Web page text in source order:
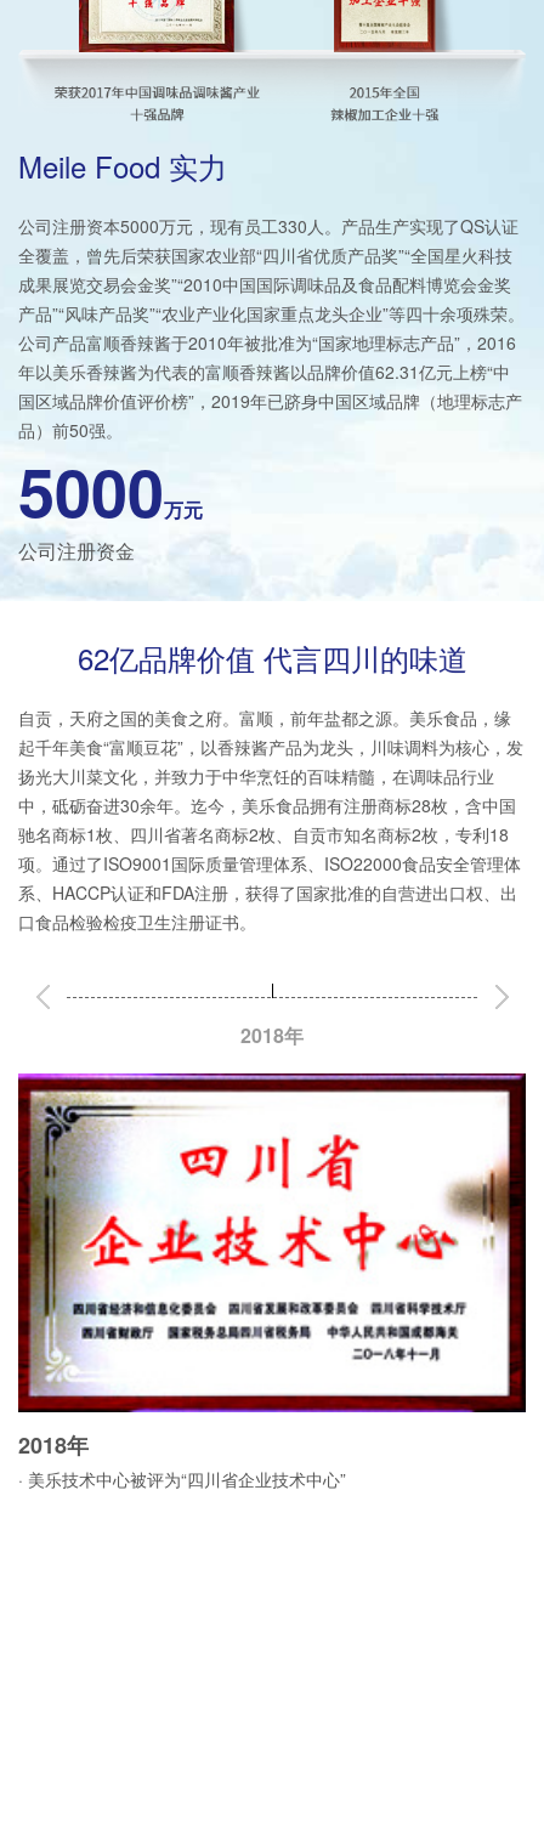
Meile Food 实力
公司注册资本5000万元，现有员工330人。产品生产实现了QS认证
全覆盖，曾先后荣获国家农业部“四川省优质产品奖”“全国星火科技
成果展览交易会金奖”“2010中国国际调味品及食品配料博览会金奖
产品”“风味产品奖”“农业产业化国家重点龙头企业”等四十余项殊荣。
公司产品富顺香辣酱于2010年被批准为“国家地理标志产品”，2016
年以美乐香辣酱为代表的富顺香辣酱以品牌价值62.31亿元上榜“中
国区域品牌价值评价榜”，2019年已跻身中国区域品牌（地理标志产
品）前50强。
5000万元
公司注册资金
62亿品牌价值 代言四川的味道
自贡，天府之国的美食之府。富顺，前年盐都之源。美乐食品，缘
起千年美食“富顺豆花”，以香辣酱产品为龙头，川味调料为核心，发
扬光大川菜文化，并致力于中华烹饪的百味精髓，在调味品行业
中，砥砺奋进30余年。迄今，美乐食品拥有注册商标28枚，含中国
驰名商标1枚、四川省著名商标2枚、自贡市知名商标2枚，专利18
项。通过了ISO9001国际质量管理体系、ISO22000食品安全管理体
系、HACCP认证和FDA注册，获得了国家批准的自营进出口权、出
口食品检验检疫卫生注册证书。
2018年
2018年
· 美乐技术中心被评为“四川省企业技术中心”